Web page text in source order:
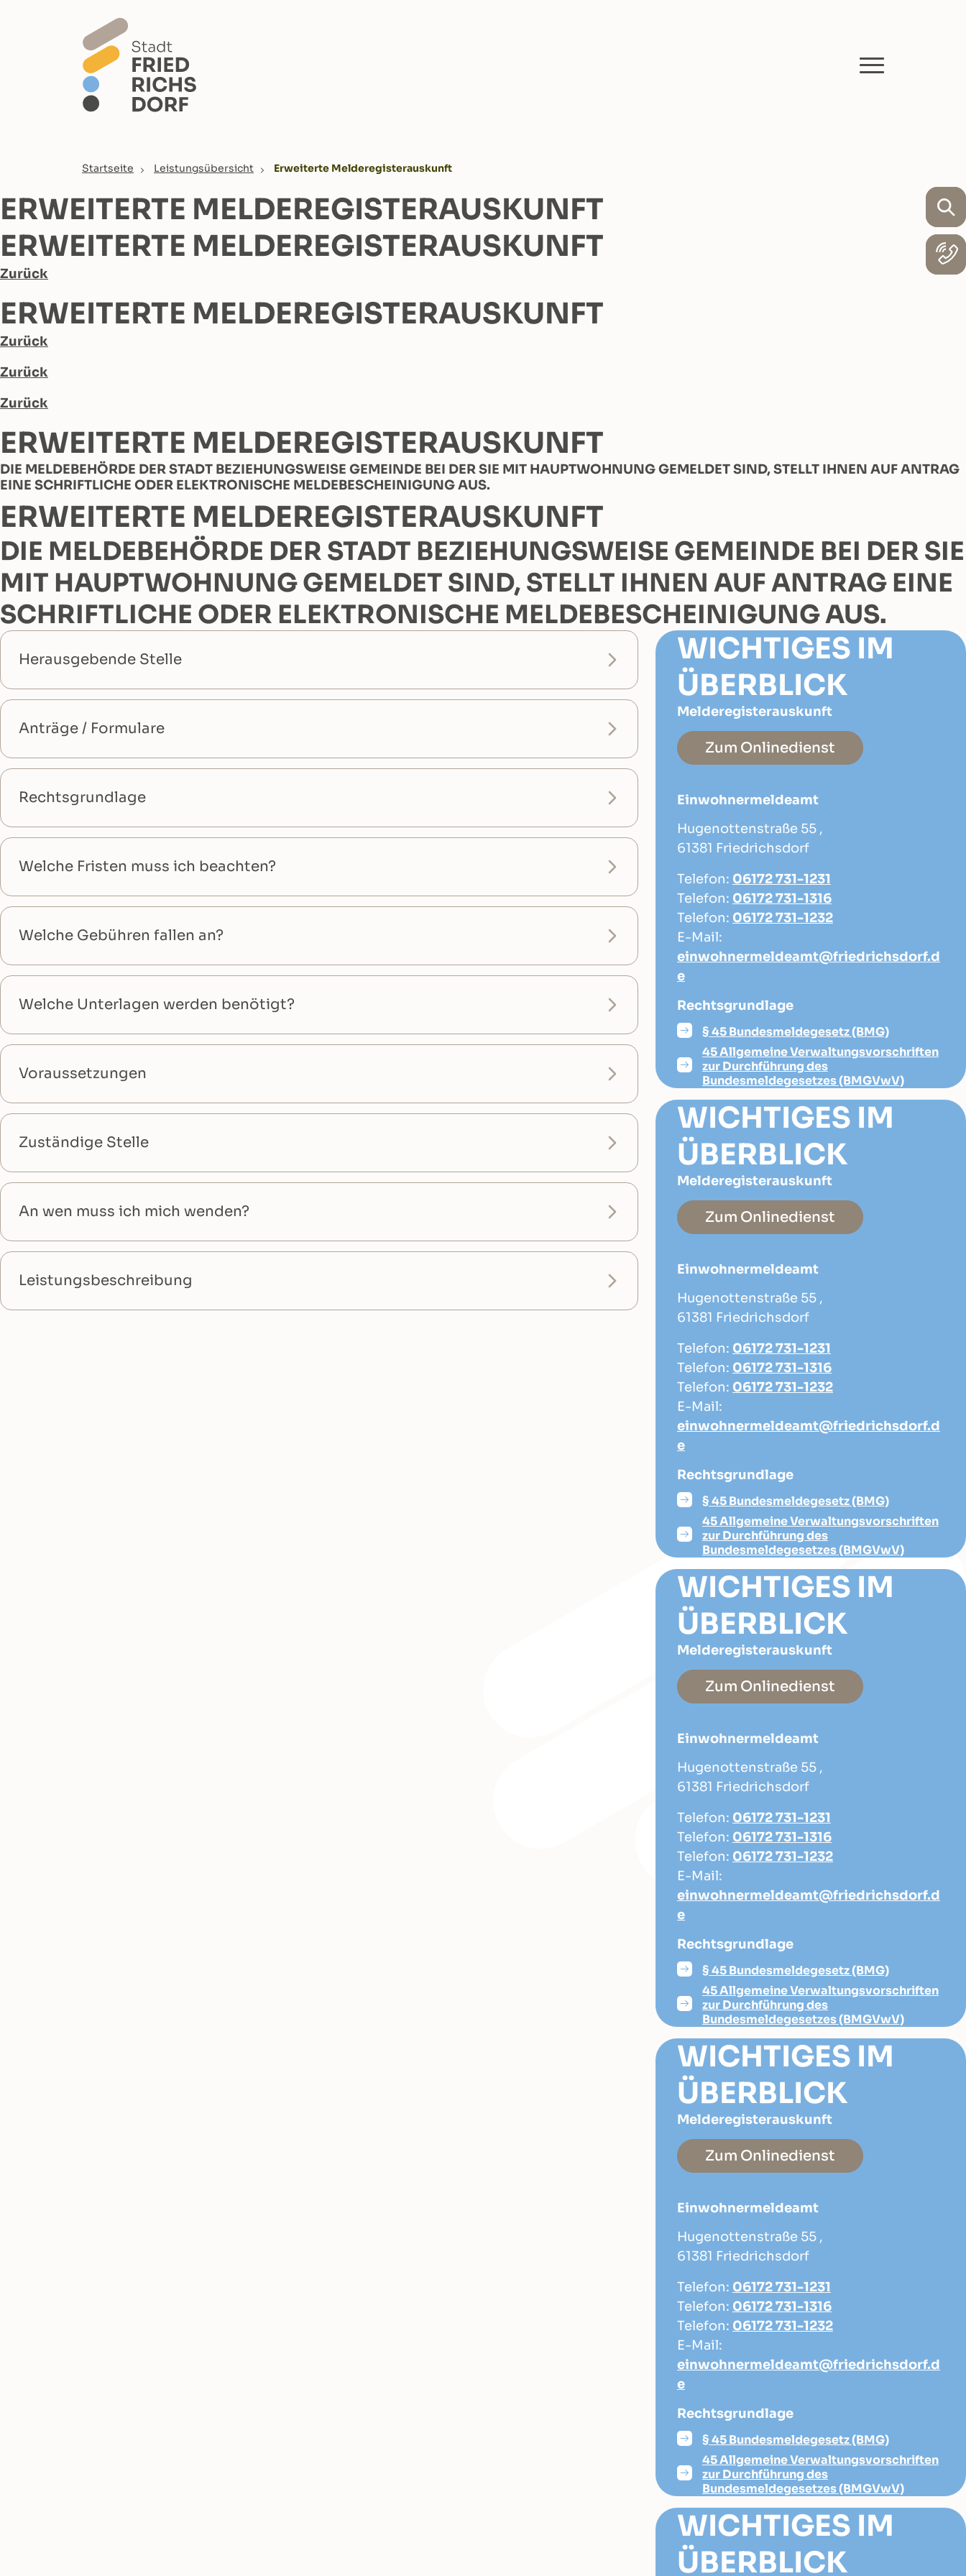
You are here:
Startseite Leistungsübersicht Erweiterte Melderegisterauskunft
ERWEITERTE MELDEREGISTERAUSKUNFT
ERWEITERTE MELDEREGISTERAUSKUNFT
Zurück
ERWEITERTE MELDEREGISTERAUSKUNFT
Zurück
Zurück
Zurück
ERWEITERTE MELDEREGISTERAUSKUNFT
DIE MELDEBEHÖRDE DER STADT BEZIEHUNGSWEISE GEMEINDE BEI DER SIE MIT HAUPTWOHNUNG GEMELDET SIND, STELLT IHNEN AUF ANTRAG
EINE SCHRIFTLICHE ODER ELEKTRONISCHE MELDEBESCHEINIGUNG AUS.
ERWEITERTE MELDEREGISTERAUSKUNFT
DIE MELDEBEHÖRDE DER STADT BEZIEHUNGSWEISE GEMEINDE BEI DER SIE
MIT HAUPTWOHNUNG GEMELDET SIND, STELLT IHNEN AUF ANTRAG EINE
SCHRIFTLICHE ODER ELEKTRONISCHE MELDEBESCHEINIGUNG AUS.
Herausgebende Stelle
Anträge / Formulare
Rechtsgrundlage
Welche Fristen muss ich beachten?
Welche Gebühren fallen an?
Welche Unterlagen werden benötigt?
Voraussetzungen
Zuständige Stelle
An wen muss ich mich wenden?
Leistungsbeschreibung
WICHTIGES IM
ÜBERBLICK
Melderegisterauskunft
Zum Onlinedienst
Einwohnermeldeamt
Hugenottenstraße 55 ,
61381 Friedrichsdorf
Telefon: 06172 731-1231
Telefon: 06172 731-1316
Telefon: 06172 731-1232
E-Mail:
einwohnermeldeamt@friedrichsdorf.d
e
Rechtsgrundlage
§ 45 Bundesmeldegesetz (BMG)
45 Allgemeine Verwaltungsvorschriften
zur Durchführung des
Bundesmeldegesetzes (BMGVwV)
WICHTIGES IM
ÜBERBLICK
Melderegisterauskunft
Zum Onlinedienst
Einwohnermeldeamt
Hugenottenstraße 55 ,
61381 Friedrichsdorf
Telefon: 06172 731-1231
Telefon: 06172 731-1316
Telefon: 06172 731-1232
E-Mail:
einwohnermeldeamt@friedrichsdorf.d
e
Rechtsgrundlage
§ 45 Bundesmeldegesetz (BMG)
45 Allgemeine Verwaltungsvorschriften
zur Durchführung des
Bundesmeldegesetzes (BMGVwV)
WICHTIGES IM
ÜBERBLICK
Melderegisterauskunft
Zum Onlinedienst
Einwohnermeldeamt
Hugenottenstraße 55 ,
61381 Friedrichsdorf
Telefon: 06172 731-1231
Telefon: 06172 731-1316
Telefon: 06172 731-1232
E-Mail:
einwohnermeldeamt@friedrichsdorf.d
e
Rechtsgrundlage
§ 45 Bundesmeldegesetz (BMG)
45 Allgemeine Verwaltungsvorschriften
zur Durchführung des
Bundesmeldegesetzes (BMGVwV)
WICHTIGES IM
ÜBERBLICK
Melderegisterauskunft
Zum Onlinedienst
Einwohnermeldeamt
Hugenottenstraße 55 ,
61381 Friedrichsdorf
Telefon: 06172 731-1231
Telefon: 06172 731-1316
Telefon: 06172 731-1232
E-Mail:
einwohnermeldeamt@friedrichsdorf.d
e
Rechtsgrundlage
§ 45 Bundesmeldegesetz (BMG)
45 Allgemeine Verwaltungsvorschriften
zur Durchführung des
Bundesmeldegesetzes (BMGVwV)
WICHTIGES IM
ÜBERBLICK